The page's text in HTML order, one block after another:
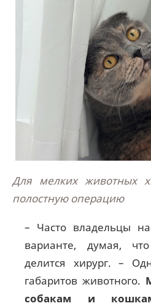
Для мелких животных
полостную операцию
– Часто владельцы
варианте, думая,
делится хирург. –
габаритов животного.
собакам и